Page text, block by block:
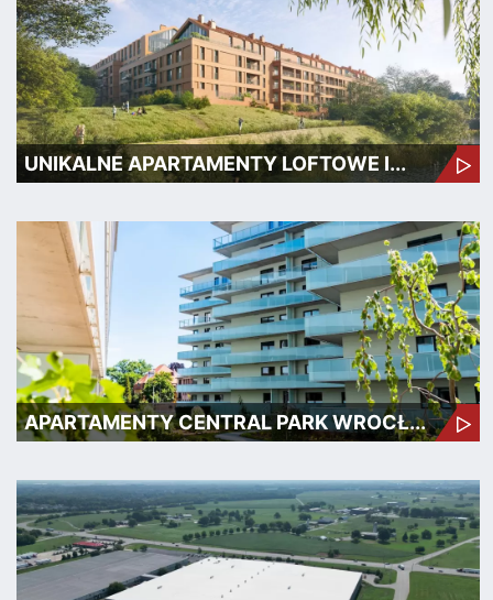
UNIKALNE APARTAMENTY LOFTOWE I...
APARTAMENTY CENTRAL PARK WROCŁ...